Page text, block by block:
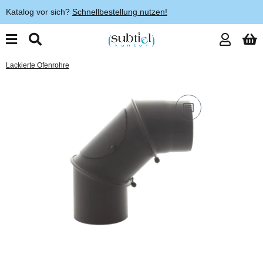
Katalog vor sich? Schnellbestellung nutzen!
Lackierte Ofenrohre